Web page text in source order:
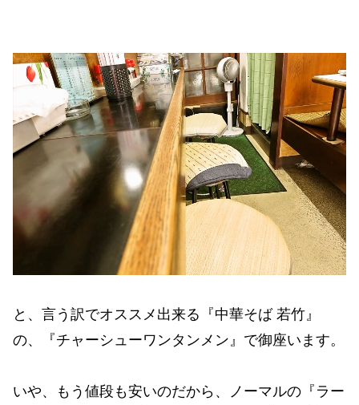
と、言う訳でオススメ出来る『中華そば 若竹』
の、『チャーシューワンタンメン』で御座います。
いや、もう値段も安いのだから、ノーマルの『ラー